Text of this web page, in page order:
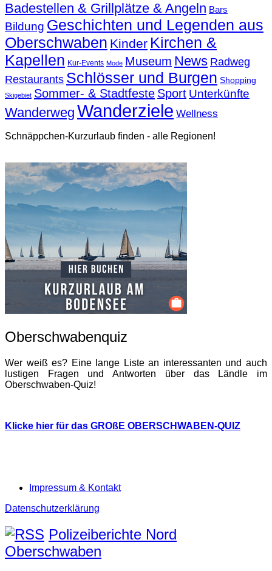
Badestellen & Grillplätze & Angeln Bars
Bildung Geschichten und Legenden aus
Oberschwaben Kinder Kirchen &
Kapellen Kur-Events Mode Museum News Radweg
Restaurants Schlösser und Burgen Shopping
Skigebiet Sommer- & Stadtfeste Sport Unterkünfte
Wanderweg Wanderziele Wellness
Schnäppchen-Kurzurlaub finden - alle Regionen!
Oberschwabenquiz
Wer weiß es? Eine lange Liste an interessanten und auch
lustigen Fragen und Antworten über das Ländle im
Oberschwaben-Quiz!
Klicke hier für das GROßE OBERSCHWABEN-QUIZ
Impressum & Kontakt
Datenschutzerklärung
Polizeiberichte Nord
Oberschwaben